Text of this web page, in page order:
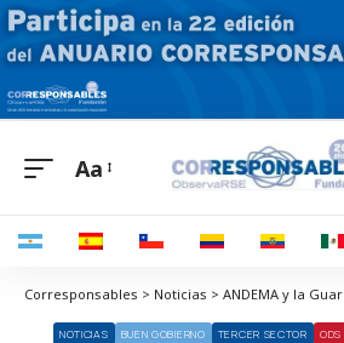
Aa
NOTICIAS BUEN GOBIERNO TERCER SECTOR